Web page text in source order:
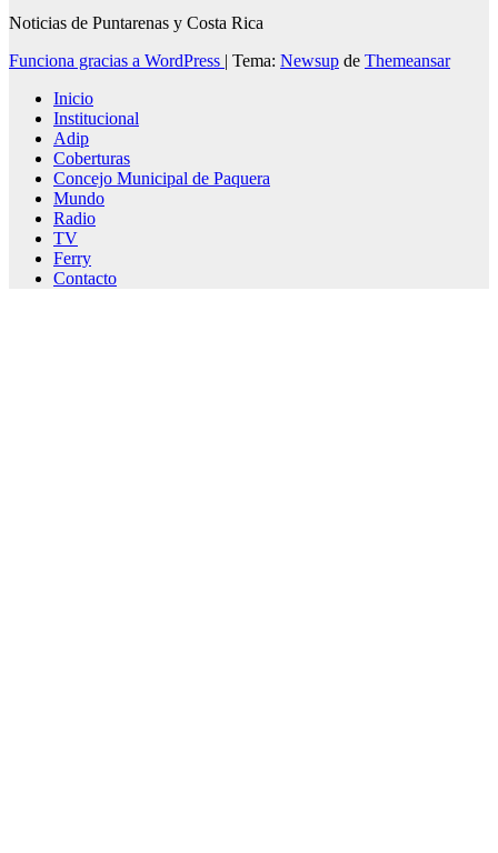
Noticias de Puntarenas y Costa Rica
Funciona gracias a WordPress | Tema: Newsup de Themeansar
Inicio
Institucional
Adip
Coberturas
Concejo Municipal de Paquera
Mundo
Radio
TV
Ferry
Contacto